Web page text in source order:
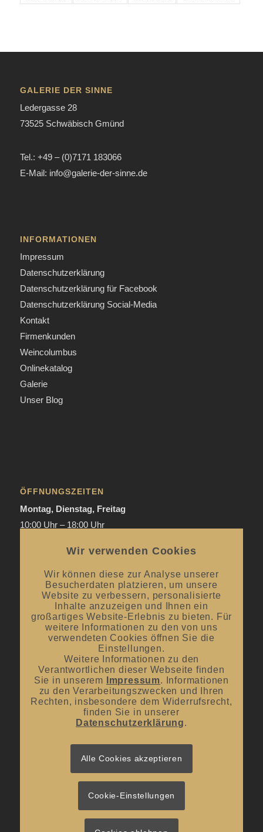
GALERIE DER SINNE
Ledergasse 28
73525 Schwäbisch Gmünd
Tel.: +49 – (0)7171 183066
E-Mail: info@galerie-der-sinne.de
INFORMATIONEN
Impressum
Datenschutzerklärung
Datenschutzerklärung für Facebook
Datenschutzerklärung Social-Media
Kontakt
Firmenkunden
Weincolumbus
Onlinekatalog
Galerie
Unser Blog
ÖFFNUNGSZEITEN
Montag, Dienstag, Freitag
10:00 Uhr – 18:00 Uhr
Mai bis September:12:00 Uhr – 20:00 Uhr / ab 18.00 Uhr
offene Verkostungen
Oktober bis April:12.00 Uhr – 18.00 Uhr
Mittwoch und Samstag
von 10:00 Uhr – 14:00 Uhr
UNSER BLOG
#donnerstagsprickelts – Lust auf eine Geschmacksexplosion?
#donnerstagsprickelts – Ruggele und französischer Rotwein
#donnerstagsprickelts – Start ins Frühjahr
20. April 2026 - 14:36
Wir verwenden Cookies
Wir können diese zur Analyse unserer
Besucherdaten platzieren, um unsere
Website zu verbessern, personalisierte
Inhalte anzuzeigen und Ihnen ein
großartiges Website-Erlebnis zu bieten. Für
weitere Informationen zu den von uns
verwendeten Cookies öffnen Sie die
Einstellungen.
Weitere Informationen zu den
Verantwortlichen dieser Webseite finden
Sie in unserem
Impressum. Informationen
zu den Verarbeitungszwecken und Ihren
Rechten, insbesondere dem Widerrufsrecht,
finden Sie in unserer
Datenschutzerklärung.
Alle Cookies akzeptieren
Cookie-Einstellungen